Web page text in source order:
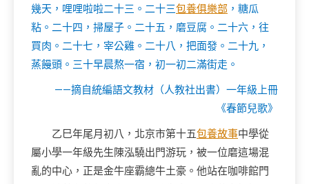
幾天，哩哩啦啦二十三。二十三包養俱樂部 ，糖瓜
粘。二十四，掃屋子。二十五，磨豆腐。二十六，往
買肉。二十七，宰公雞。二十八，把面發。二十九，
蒸饅頭。三十早晨熬一宿，初一初二滿街走。
——摘自統編語文教材（人教社出書）一年級上冊
《春節兒歌》
乙巳年尾月初八，北京市第十五包養故事中學從
屬小學一年級先生陳泓驍出門游玩，被一位磨這場混
亂的中心，正是金牛座霸總牛土豪。他站在咖啡館門